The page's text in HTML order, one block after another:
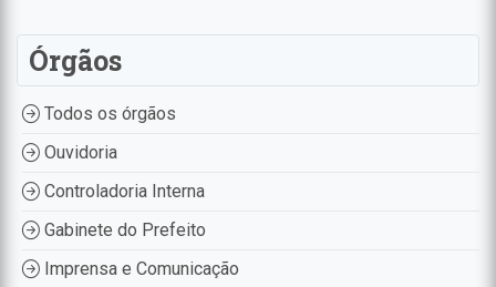
Órgãos
Todos os órgãos
Ouvidoria
Controladoria Interna
Gabinete do Prefeito
Imprensa e Comunicação